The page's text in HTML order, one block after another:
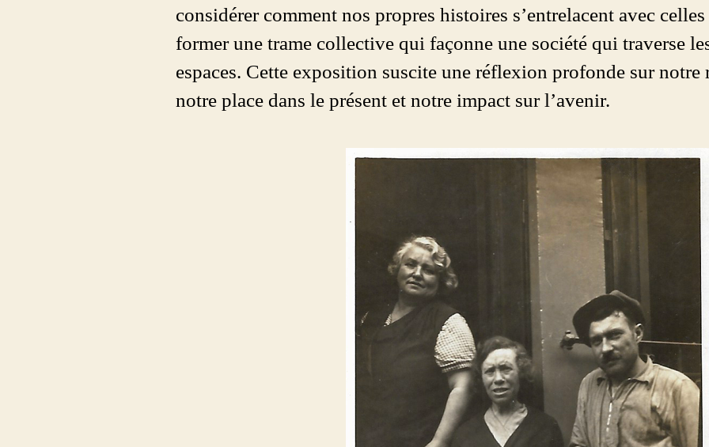
considérer comment nos propres histoires s’entrelacent avec
former une trame collective qui façonne une société qui traverse
espaces. Cette exposition suscite une réflexion profonde sur notre
notre place dans le présent et notre impact sur l’avenir.